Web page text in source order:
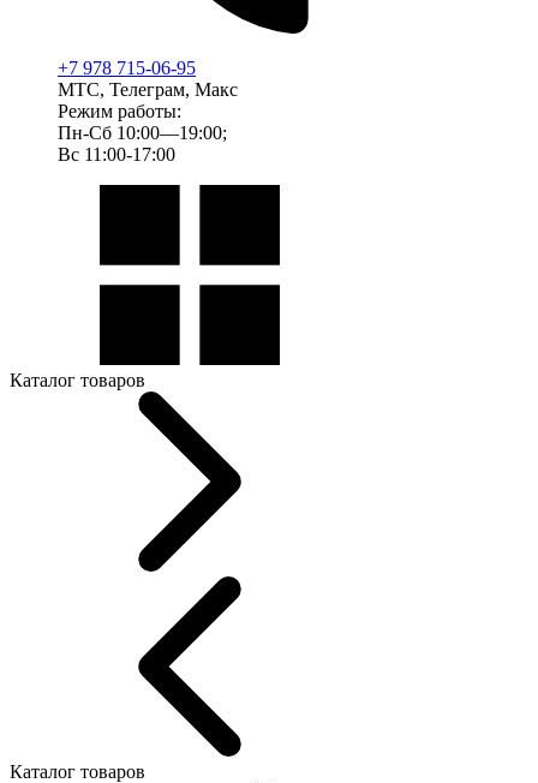
+7 978 715-06-95
МТС, Телеграм, Макс
Режим работы:
Пн-Сб 10:00—19:00;
Вс 11:00-17:00
Каталог товаров
Каталог товаров